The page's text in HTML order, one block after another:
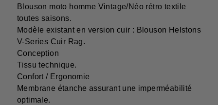
Blouson moto homme Vintage/Néo rétro textile
toutes saisons.
Modèle existant en version cuir : Blouson Helstons
V-Series Cuir Rag.
Conception
Tissu technique.
Confort / Ergonomie
Membrane étanche assurant une imperméabilité
optimale.